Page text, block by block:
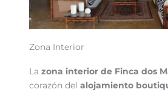
Zona Interior
La zona interior de Finca dos
corazón del alojamiento